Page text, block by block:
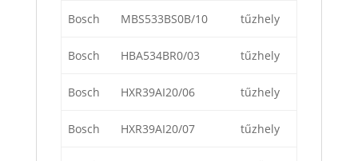
Bosch MBS533BS0B/10 tűzhely
Bosch HBA534BR0/03 tűzhely
Bosch HXR39AI20/06 tűzhely
Bosch HXR39AI20/07 tűzhely